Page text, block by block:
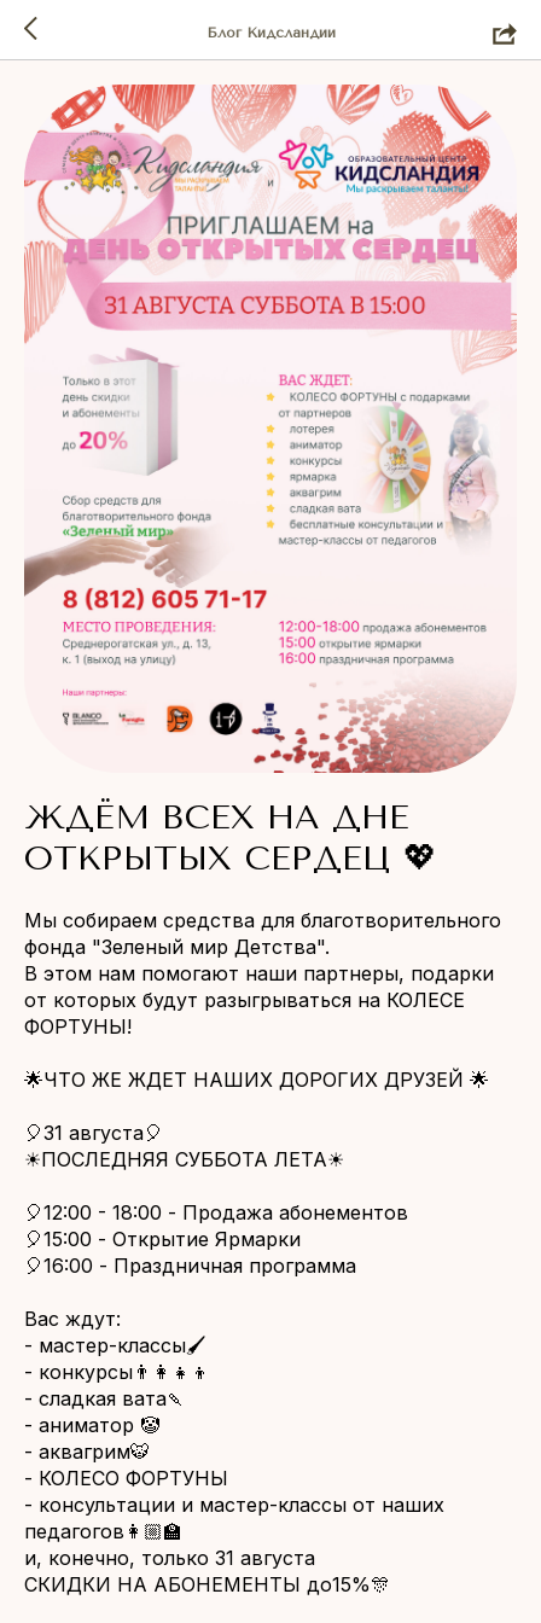
Блог Кидсландии
ЖДЁМ ВСЕХ НА ДНЕ
ОТКРЫТЫХ СЕРДЕЦ 💖
Мы собираем средства для благотворительного
фонда "Зеленый мир Детства".
В этом нам помогают наши партнеры, подарки
от которых будут разыгрываться на КОЛЕСЕ
ФОРТУНЫ!
🌟ЧТО ЖЕ ЖДЕТ НАШИХ ДОРОГИХ ДРУЗЕЙ 🌟
🎈31 августа🎈
☀ПОСЛЕДНЯЯ СУББОТА ЛЕТА☀
🎈12:00 - 18:00 - Продажа абонементов
🎈15:00 - Открытие Ярмарки
🎈16:00 - Праздничная программа
Вас ждут:
- мастер-классы🖌
- конкурсы👨‍👩‍👧‍👦
- сладкая вата🍡
- аниматор 🤡
- аквагрим🐯
- КОЛЕСО ФОРТУНЫ
- консультации и мастер-классы от наших
педагогов👩🏼‍🏫
и, конечно, только 31 августа
СКИДКИ НА АБОНЕМЕНТЫ до15%🎊